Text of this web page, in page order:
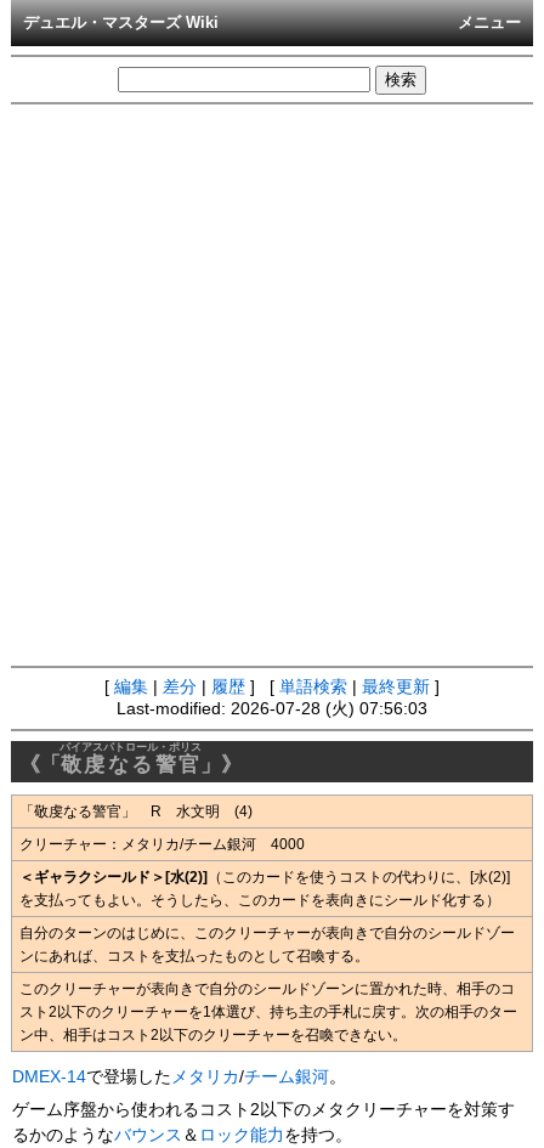
メニュー
デュエル・マスターズ Wiki
[ 編集 差分 履歴 ] [ 単語検索 最終更新 ]
Last-modified: 2026-07-28 (火) 07:56:03
《「 敬虔なる警官
パイアスパトロール・ポリス
」》
「敬虔なる警官」 R 水文明 (4)
クリーチャー：メタリカ/チーム銀河 4000
＜ギャラクシールド＞[水(2)]
（このカードを使うコストの代わりに、[水(2)]
を支払ってもよい。そうしたら、このカードを表向きにシールド化する）
自分のターンのはじめに、このクリーチャーが表向きで自分のシールドゾー
ンにあれば、コストを支払ったものとして召喚する。
このクリーチャーが表向きで自分のシールドゾーンに置かれた時、相手のコ
スト2以下のクリーチャーを1体選び、持ち主の手札に戻す。次の相手のター
ン中、相手はコスト2以下のクリーチャーを召喚できない。
DMEX-14で登場した メタリカ/チーム銀河。
ゲーム序盤から使われるコスト2以下のメタクリーチャーを対策す
るかのようなバウンス ＆ ロック能力 を持つ。